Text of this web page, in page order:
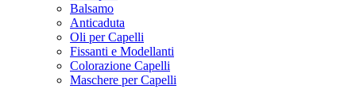
Balsamo
Anticaduta
Oli per Capelli
Fissanti e Modellanti
Colorazione Capelli
Maschere per Capelli